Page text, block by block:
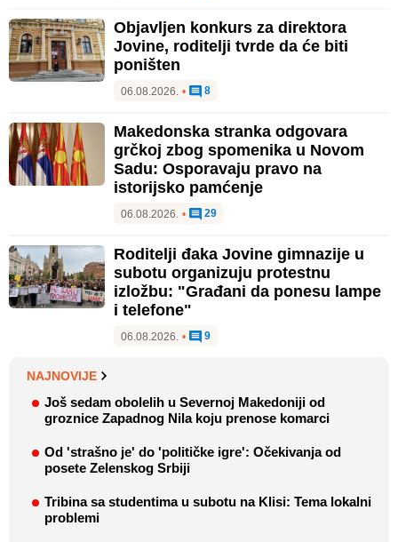
Objavljen konkurs za direktora
Jovine, roditelji tvrde da će biti
poništen
06.08.2026. • 8
Makedonska stranka odgovara
grčkoj zbog spomenika u Novom
Sadu: Osporavaju pravo na
istorijsko pamćenje
06.08.2026. • 29
Roditelji đaka Jovine gimnazije u
subotu organizuju protestnu
izložbu: "Građani da ponesu lampe
i telefone"
06.08.2026. • 9
NAJNOVIJE
Još sedam obolelih u Severnoj Makedoniji od
groznice Zapadnog Nila koju prenose komarci
Od 'strašno je' do 'političke igre': Očekivanja od
posete Zelenskog Srbiji
Tribina sa studentima u subotu na Klisi: Tema lokalni
problemi